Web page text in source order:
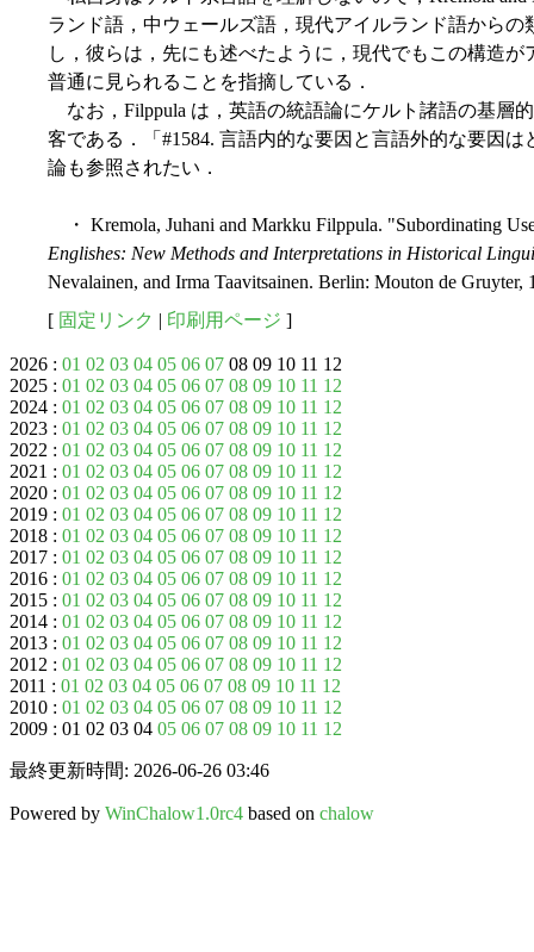
ランド語，中ウェールズ語，現代アイルランド語から
し，彼らは，先にも述べたように，現代でもこの構造
普通に見られることを指摘している．
なお，Filppula は，英語の統語論にケルト諸語の基層
客である．「#1584. 言語内的な要因と言語外的な要因は
論も参照されたい．
・ Kremola, Juhani and Markku Filppula. "Subordinating
Englishes: New Methods and Interpretations in Historical
Nevalainen, and Irma Taavitsainen. Berlin: Mouton de Gruyter,
[ 固定リンク | 印刷用ページ ]
2026 : 01 02 03 04 05 06 07 08 09 10 11 12
2025 : 01 02 03 04 05 06 07 08 09 10 11 12
2024 : 01 02 03 04 05 06 07 08 09 10 11 12
2023 : 01 02 03 04 05 06 07 08 09 10 11 12
2022 : 01 02 03 04 05 06 07 08 09 10 11 12
2021 : 01 02 03 04 05 06 07 08 09 10 11 12
2020 : 01 02 03 04 05 06 07 08 09 10 11 12
2019 : 01 02 03 04 05 06 07 08 09 10 11 12
2018 : 01 02 03 04 05 06 07 08 09 10 11 12
2017 : 01 02 03 04 05 06 07 08 09 10 11 12
2016 : 01 02 03 04 05 06 07 08 09 10 11 12
2015 : 01 02 03 04 05 06 07 08 09 10 11 12
2014 : 01 02 03 04 05 06 07 08 09 10 11 12
2013 : 01 02 03 04 05 06 07 08 09 10 11 12
2012 : 01 02 03 04 05 06 07 08 09 10 11 12
2011 : 01 02 03 04 05 06 07 08 09 10 11 12
2010 : 01 02 03 04 05 06 07 08 09 10 11 12
2009 : 01 02 03 04 05 06 07 08 09 10 11 12
最終更新時間: 2026-06-26 03:46
Powered by WinChalow1.0rc4 based on chalow